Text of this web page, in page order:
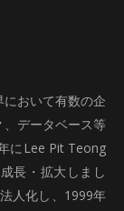
おいて有数の企
データベース等
にLee Pit Teong
長・拡大しまし
人化し、1999年